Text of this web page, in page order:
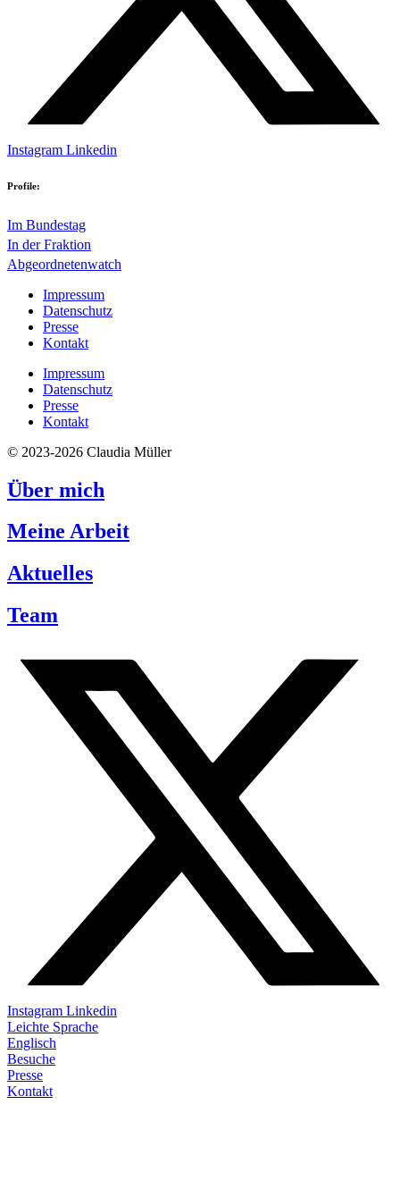
Instagram Linkedin
Profile:
Im Bundestag
In der Fraktion
Abgeordnetenwatch
Impressum
Datenschutz
Presse
Kontakt
Impressum
Datenschutz
Presse
Kontakt
© 2023-2026 Claudia Müller
Über mich
Meine Arbeit
Aktuelles
Team
Instagram Linkedin
Leichte Sprache
Englisch
Besuche
Presse
Kontakt